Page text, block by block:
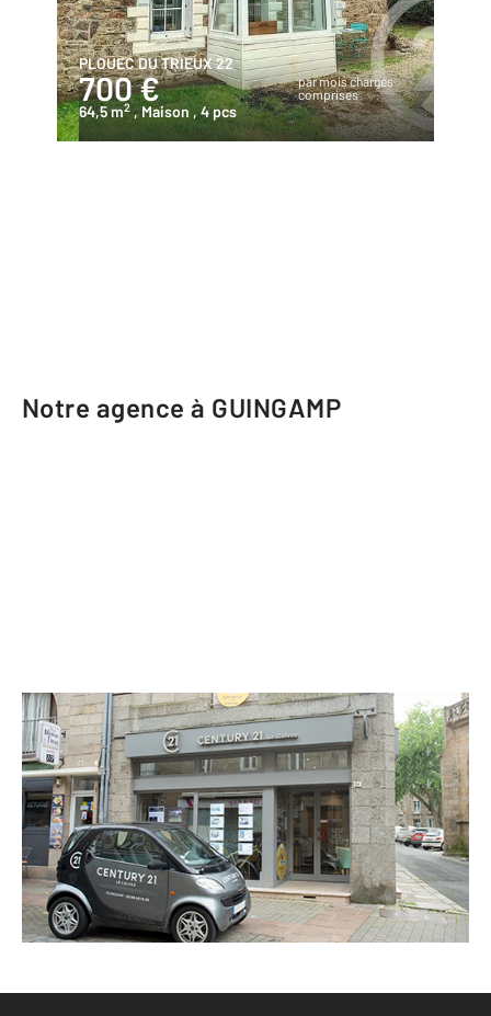
PLOUEC DU TRIEUX 22
700 €
par mois charges
comprises
64,5 m2 , Maison , 4 pcs
Notre agence à GUINGAMP
CENTURY 21 Le Calvez
26 rue Notre Dame
GUINGAMP - 22200
Envoyer un message
Téléphoner à l'agence